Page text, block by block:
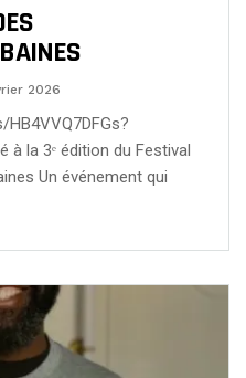
2026
la 3ᵉ édition du Festival
Un événement qui